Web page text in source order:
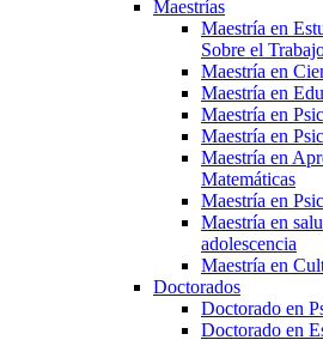
Maestrías
Maestría en
Sobre el
Maestría en
Maestría en
Maestría en
Maestría en
Maestría en
Matemáticas
Maestría en
Maestría en
adolescencia
Maestría en
Doctorados
Doctorado en
Doctorado en